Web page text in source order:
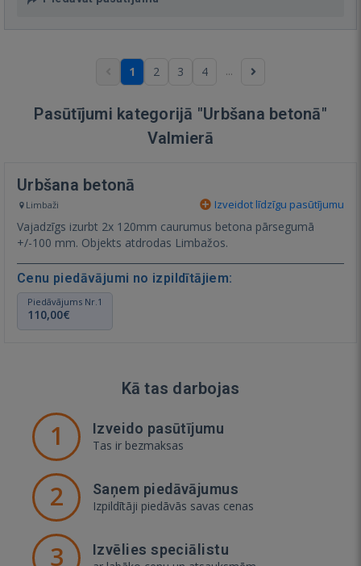
1 2 3 4 ...
Pasūtījumi kategorijā "Urbšana betonā"
Valmierā
Urbšana betonā
Limbaži Izveidot līdzīgu pasūtījumu
Vajadzīgs izurbt 2x 120mm caurumus betona pārsegumā
+/-100 mm. Objekts atdrodas Limbažos.
Cenu piedāvājumi no izpildītājiem:
Piedāvājums Nr.1
110,00€
Kā tas darbojas
1 Izveido pasūtījumu
Tas ir bezmaksas
2 Saņem piedāvājumus
Izpildītāji piedāvās savas cenas
3 Izvēlies speciālistu